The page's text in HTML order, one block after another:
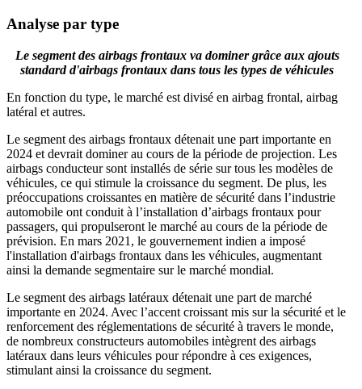
Analyse par type
Le segment des airbags frontaux va dominer grâce aux ajouts
standard d'airbags frontaux dans tous les types de véhicules
En fonction du type, le marché est divisé en airbag frontal, airbag
latéral et autres.
Le segment des airbags frontaux détenait une part importante en
2024 et devrait dominer au cours de la période de projection. Les
airbags conducteur sont installés de série sur tous les modèles de
véhicules, ce qui stimule la croissance du segment. De plus, les
préoccupations croissantes en matière de sécurité dans l’industrie
automobile ont conduit à l’installation d’airbags frontaux pour
passagers, qui propulseront le marché au cours de la période de
prévision. En mars 2021, le gouvernement indien a imposé
l'installation d'airbags frontaux dans les véhicules, augmentant
ainsi la demande segmentaire sur le marché mondial.
Le segment des airbags latéraux détenait une part de marché
importante en 2024. Avec l’accent croissant mis sur la sécurité et le
renforcement des réglementations de sécurité à travers le monde,
de nombreux constructeurs automobiles intègrent des airbags
latéraux dans leurs véhicules pour répondre à ces exigences,
stimulant ainsi la croissance du segment.